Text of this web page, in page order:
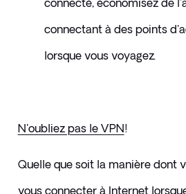
connecté, économisez de
connectant à des points
lorsque vous voyagez.
N'oubliez pas le VPN!
Quelle que soit la manière dont
vous connecter à Internet